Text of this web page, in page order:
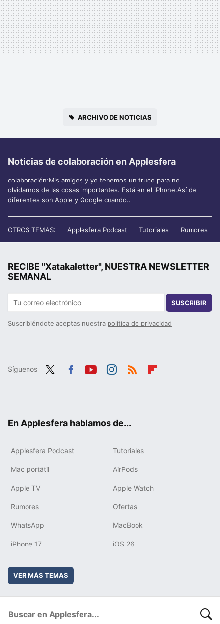
ARCHIVO DE NOTICIAS
Noticias de colaboración en Applesfera
colaboración:Mis amigos y yo tenemos un truco para no
olvidarnos de las cosas importantes. Está en el iPhone.Así de
diferentes son Apple y Google cuando..
OTROS TEMAS: Applesfera Podcast Tutoriales Rumores
RECIBE "Xatakaletter", NUESTRA NEWSLETTER
SEMANAL
SUSCRIBIR
Suscribiéndote aceptas nuestra política de privacidad
Síguenos
En Applesfera hablamos de...
Applesfera Podcast Tutoriales
Mac portátil AirPods
Apple TV Apple Watch
Rumores Ofertas
WhatsApp MacBook
iPhone 17 iOS 26
VER MÁS TEMAS